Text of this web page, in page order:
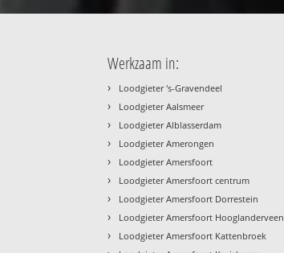
Werkzaam in:
› Loodgieter 's-Gravendeel
› Loodgieter Aalsmeer
› Loodgieter Alblasserdam
› Loodgieter Amerongen
› Loodgieter Amersfoort
› Loodgieter Amersfoort centrum
› Loodgieter Amersfoort Dorrestein
› Loodgieter Amersfoort Hooglanderveen
› Loodgieter Amersfoort Kattenbroek